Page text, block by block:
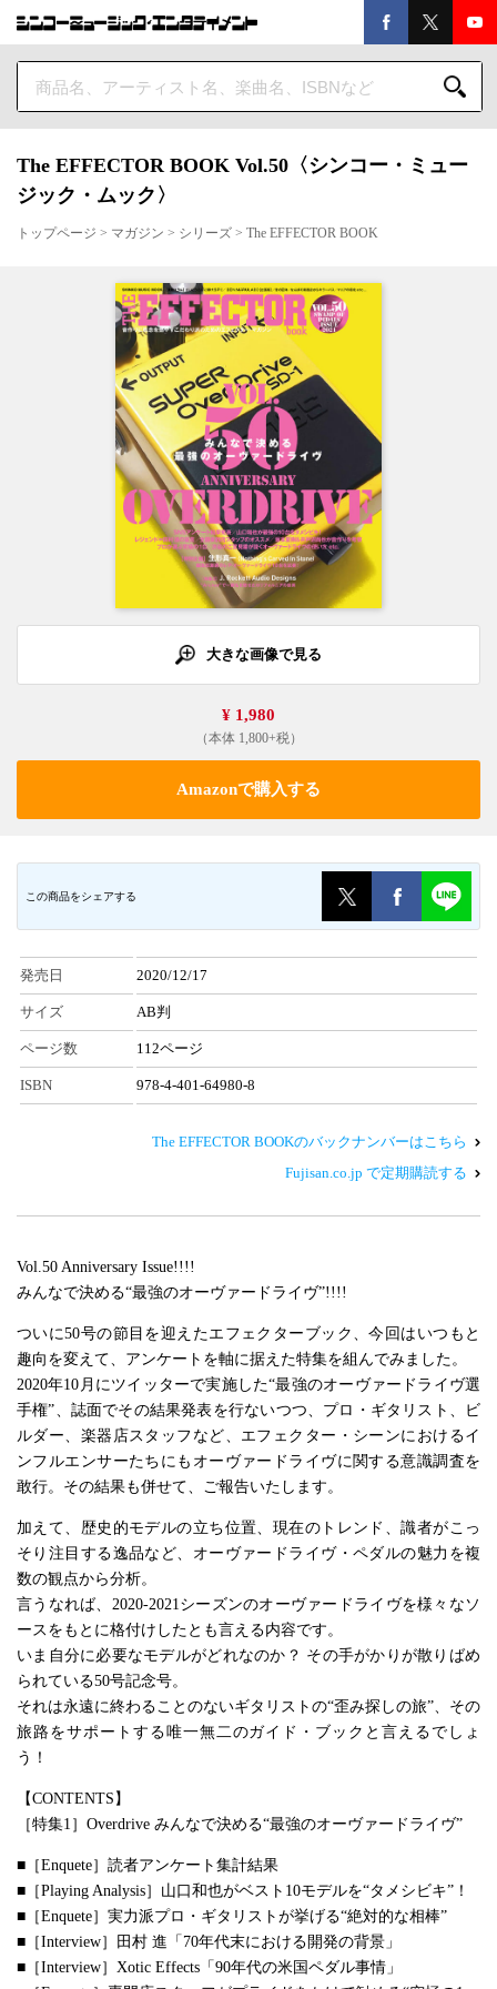
The EFFECTOR BOOK Vol.50〈シンコー・ミュー
ジック・ムック〉
トップページ > マガジン > シリーズ > The EFFECTOR BOOK
大きな画像で見る
¥ 1,980
（本体 1,800+税）
Amazonで購入する
この商品をシェアする
発売日 2020/12/17
サイズ AB判
ページ数 112ページ
ISBN 978-4-401-64980-8
The EFFECTOR BOOKのバックナンバーはこちら
Fujisan.co.jp で定期購読する
Vol.50 Anniversary Issue!!!!
みんなで決める“最強のオーヴァードライヴ”!!!!
ついに50号の節目を迎えたエフェクターブック、今回はいつもと
趣向を変えて、アンケートを軸に据えた特集を組んでみました。
2020年10月にツイッターで実施した“最強のオーヴァードライヴ選
手権”、誌面でその結果発表を行ないつつ、プロ・ギタリスト、ビ
ルダー、楽器店スタッフなど、エフェクター・シーンにおけるイ
ンフルエンサーたちにもオーヴァードライヴに関する意識調査を
敢行。その結果も併せて、ご報告いたします。
加えて、歴史的モデルの立ち位置、現在のトレンド、識者がこっ
そり注目する逸品など、オーヴァードライヴ・ペダルの魅力を複
数の観点から分析。
言うなれば、2020-2021シーズンのオーヴァードライヴを様々なソ
ースをもとに格付けしたとも言える内容です。
いま自分に必要なモデルがどれなのか？ その手がかりが散りばめ
られている50号記念号。
それは永遠に終わることのないギタリストの“歪み探しの旅”、その
旅路をサポートする唯一無二のガイド・ブックと言えるでしょ
う！
【CONTENTS】
［特集1］Overdrive みんなで決める“最強のオーヴァードライヴ”
■［Enquete］読者アンケート集計結果
■［Playing Analysis］山口和也がベスト10モデルを“タメシビキ”！
■［Enquete］実力派プロ・ギタリストが挙げる“絶対的な相棒”
■［Interview］田村 進「70年代末における開発の背景」
■［Interview］Xotic Effects「90年代の米国ペダル事情」